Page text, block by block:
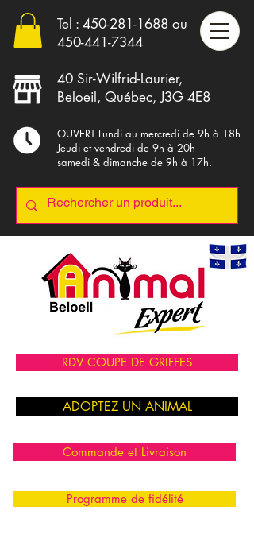
Tel : 450-281-1688 ou
450-441-7344
40 Sir-Wilfrid-Laurier,
Beloeil, Québec, J3G 4E8
OUVERT Lundi au mercredi de 9h à 18h
Jeudi et vendredi de 9h à 20h
samedi & dimanche de 9h à 17h.
RDV COUPE DE GRIFFES
ADOPTEZ UN ANIMAL
Commande et Livraison
Programme de fidélité